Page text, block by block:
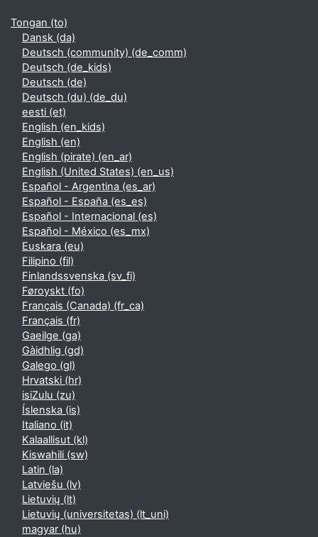
Tongan ‎(to)‎
Dansk ‎(da)‎
Deutsch (community) ‎(de_comm)‎
Deutsch ‎(de_kids)‎
Deutsch ‎(de)‎
Deutsch (du) ‎(de_du)‎
eesti ‎(et)‎
English ‎(en_kids)‎
English ‎(en)‎
English (pirate) ‎(en_ar)‎
English (United States) ‎(en_us)‎
Español - Argentina ‎(es_ar)‎
Español - España ‎(es_es)‎
Español - Internacional ‎(es)‎
Español - México ‎(es_mx)‎
Euskara ‎(eu)‎
Filipino ‎(fil)‎
Finlandssvenska ‎(sv_fi)‎
Føroyskt ‎(fo)‎
Français (Canada) ‎(fr_ca)‎
Français ‎(fr)‎
Gaeilge ‎(ga)‎
Gàidhlig ‎(gd)‎
Galego ‎(gl)‎
Hrvatski ‎(hr)‎
isiZulu ‎(zu)‎
Íslenska ‎(is)‎
Italiano ‎(it)‎
Kalaallisut ‎(kl)‎
Kiswahili ‎(sw)‎
Latin ‎(la)‎
Latviešu ‎(lv)‎
Lietuvių ‎(lt)‎
Lietuvių (universitetas) ‎(lt_uni)‎
magyar ‎(hu)‎